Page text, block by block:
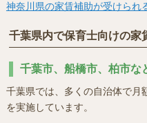
神奈川県の家賃補助が受けられ
千葉県内で保育士向けの家
千葉市、船橋市、柏市な
千葉県では、多くの自治体で月
を実施しています。